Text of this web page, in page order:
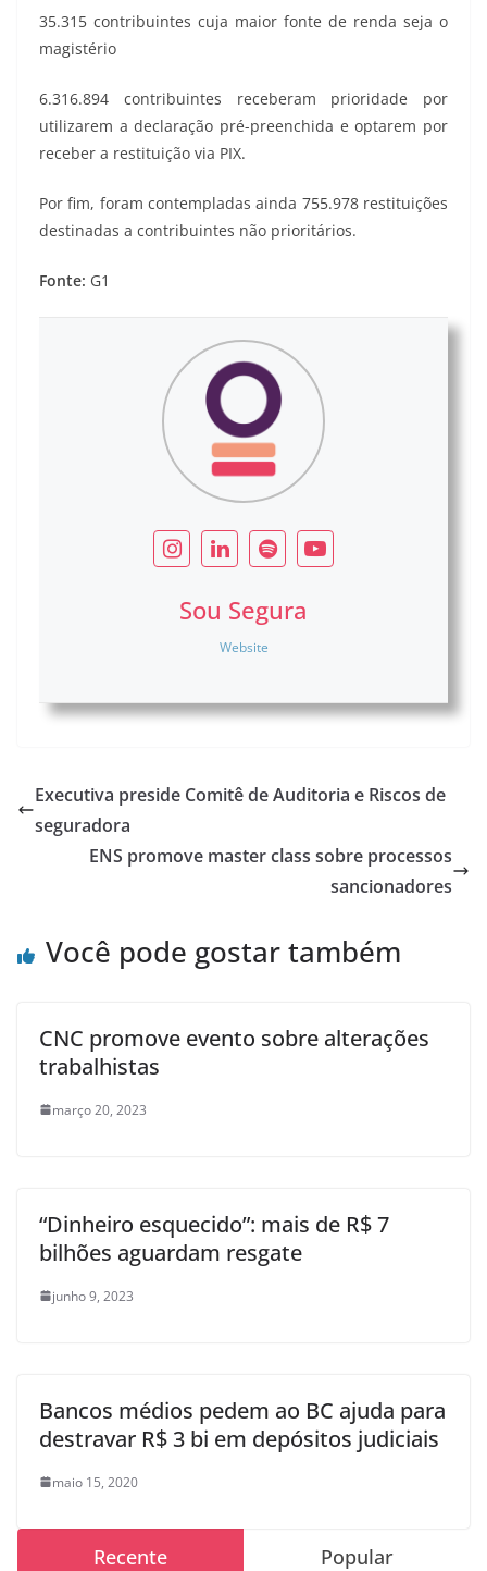
35.315 contribuintes cuja maior fonte de renda seja o
magistério
6.316.894 contribuintes receberam prioridade por
utilizarem a declaração pré-preenchida e optarem por
receber a restituição via PIX.
Por fim, foram contempladas ainda 755.978 restituições
destinadas a contribuintes não prioritários.
Fonte: G1
Sou Segura
Website
Executiva preside Comitê de Auditoria e Riscos de
seguradora
ENS promove master class sobre processos
sancionadores
Você pode gostar também
CNC promove evento sobre alterações
trabalhistas
março 20, 2023
“Dinheiro esquecido”: mais de R$ 7
bilhões aguardam resgate
junho 9, 2023
Bancos médios pedem ao BC ajuda para
destravar R$ 3 bi em depósitos judiciais
maio 15, 2020
Recente Popular